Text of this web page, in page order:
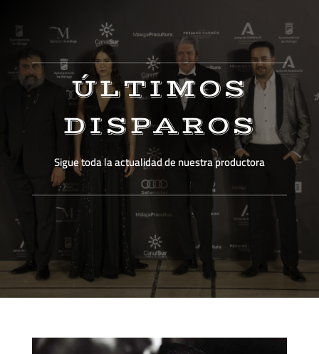
ÚLTIMOS
DISPAROS
Sigue toda la actualidad de nuestra productora